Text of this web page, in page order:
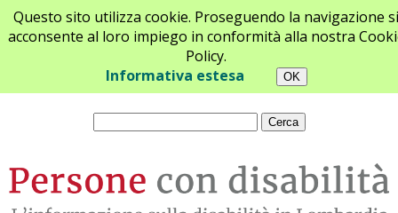
Questo sito utilizza cookie. Proseguendo la navigazione si
acconsente al loro impiego in conformità alla nostra
Policy.
Informativa estesa
Chi siamo Newsletter Contatti